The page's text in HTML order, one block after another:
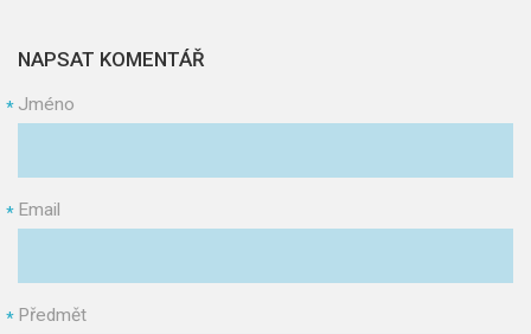
NAPSAT KOMENTÁŘ
Jméno
*
Email
*
Předmět
*